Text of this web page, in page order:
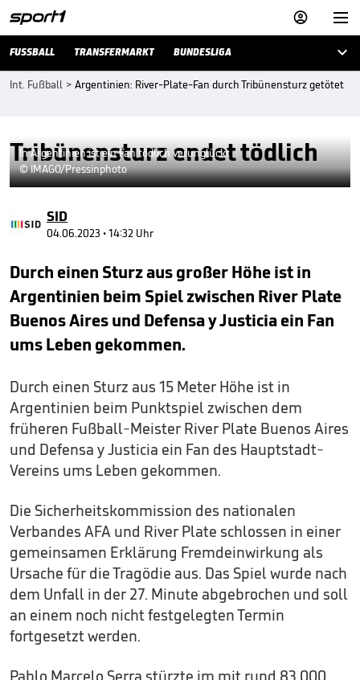


FUSSBALL TRANSFERMARKT BUNDESLIGA 
Int. Fußball > Argentinien: River-Plate-Fan durch Tribünensturz getötet
Tribünensturz endet tödlich
In Argentinien ist ein Fan tödlich verunglückt
© IMAGO/Pressinphoto
SID
04.06.2023 • 14:32 Uhr
Durch einen Sturz aus großer Höhe ist in
Argentinien beim Spiel zwischen River Plate
Buenos Aires und Defensa y Justicia ein Fan
ums Leben gekommen.
Durch einen Sturz aus 15 Meter Höhe ist in
Argentinien beim Punktspiel zwischen dem
früheren Fußball-Meister River Plate Buenos Aires
und Defensa y Justicia ein Fan des Hauptstadt-
Vereins ums Leben gekommen.
Die Sicherheitskommission des nationalen
Verbandes AFA und River Plate schlossen in einer
gemeinsamen Erklärung Fremdeinwirkung als
Ursache für die Tragödie aus. Das Spiel wurde nach
dem Unfall in der 27. Minute abgebrochen und soll
an einem noch nicht festgelegten Termin
fortgesetzt werden.
Pablo Marcelo Serra stürzte im mit rund 83.000